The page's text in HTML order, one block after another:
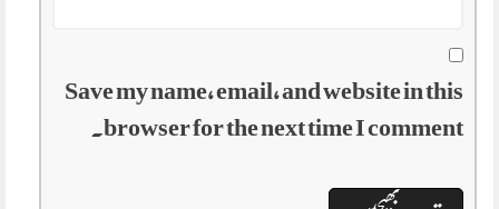
Save my name, email, and website in this
browser for the next time I comment.